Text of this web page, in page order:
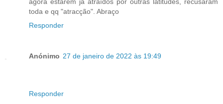
toda e qq "atracção". Abraço
Responder
Anónimo 27 de janeiro de 2022 às 19:49
Responder